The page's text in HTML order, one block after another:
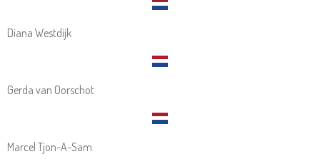
Diana Westdijk
Gerda van Oorschot
Marcel Tjon-A-Sam